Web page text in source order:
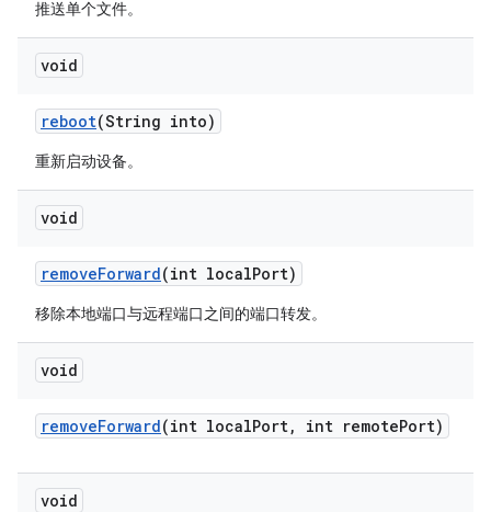
推送单个文件。
void
reboot(String into)
重新启动设备。
void
removeForward(int localPort)
移除本地端口与远程端口之间的端口转发。
void
removeForward(int localPort, int remotePort)
void